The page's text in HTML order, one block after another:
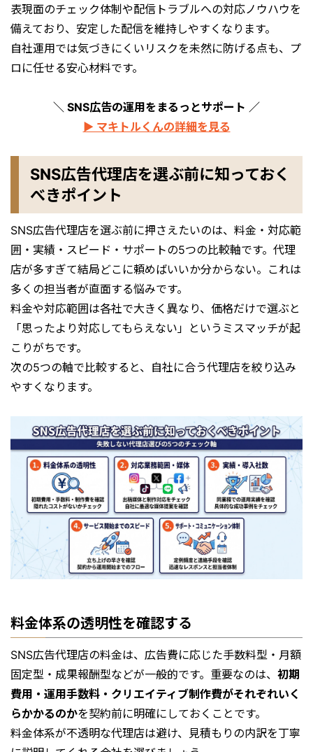
表現面のチェック体制や配信トラブルへの対応ノウハウを
備えており、安定した配信を維持しやすくなります。
自社運用では気づきにくいリスクを未然に防げる点も、プ
ロに任せる安心材料です。
＼ SNS広告の運用をまるっとサポート ／
▶ マキトルくんの詳細を見る
SNS広告代理店を選ぶ前に知っておく
べきポイント
SNS広告代理店を選ぶ前に押さえたいのは、料金・対応範
囲・実績・スピード・サポートの5つの比較軸です。代理
店が多すぎて結局どこに頼めばいいか分からない。これは
多くの担当者が直面する悩みです。
料金や対応範囲は各社で大きく異なり、価格だけで選ぶと
「思ったより対応してもらえない」というミスマッチが起
こりがちです。
次の5つの軸で比較すると、自社に合う代理店を絞り込み
やすくなります。
料金体系の透明性を確認する
SNS広告代理店の料金は、広告費に応じた手数料型・月額
固定型・成果報酬型などが一般的です。重要なのは、 初期
費用・運用手数料・クリエイティブ制作費がそれぞれいく
らかかるのかを契約前に明確にしておくことです。
料金体系が不透明な代理店は避け、見積もりの内訳を丁寧